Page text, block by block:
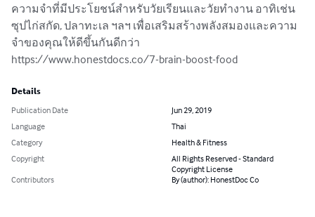
ความจําที่มีประโยชน์สําหรับวัยเรียนและวัยทํางาน อาทิเช่น
ซุปไก่สกัด, ปลาทะเล ฯลฯ เพื่อเสริมสร้างพลังสมองและความ
จําของคุณให้ดีขึ้นกันดีกว่า
https://www.honestdocs.co/7-brain-boost-food
Details
Publication Date
Jun 29, 2019
Language
Thai
Category
Health & Fitness
Copyright
All Rights Reserved - Standard
Copyright License
Contributors
By (author): HonestDoc Co